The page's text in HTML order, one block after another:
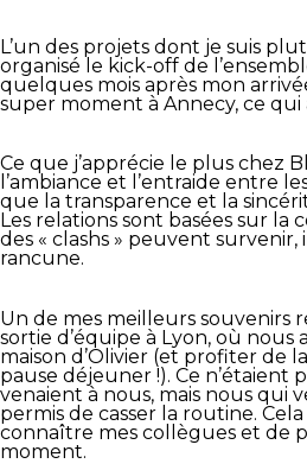
L’un des projets dont je suis
organisé le kick-off de
quelques mois après mon
super moment à Annecy, ce qui
Ce que j’apprécie le plus chez
l’ambiance et l’entraide entre
que la transparence et la
Les relations sont basées sur la
des « clashs » peuvent survenir,
rancune.
Un de mes meilleurs souvenirs
sortie d’équipe à Lyon, où nous
maison d’Olivier (et profiter de
pause déjeuner !). Ce n’étaient
venaient à nous, mais nous qui
permis de casser la routine.
connaître mes collègues et de
moment.